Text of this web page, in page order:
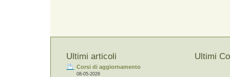
Ultimi articoli
Corsi di aggiornamento
08-05-2026
Ultimi